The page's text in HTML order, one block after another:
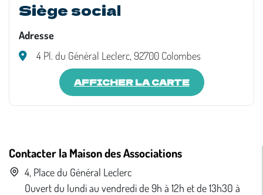
Siège social
Adresse
4 Pl. du Général Leclerc, 92700 Colombes
AFFICHER LA CARTE
Contacter la Maison des Associations
4, Place du Général Leclerc
Ouvert du lundi au vendredi de 9h à 12h et de 13h30 à